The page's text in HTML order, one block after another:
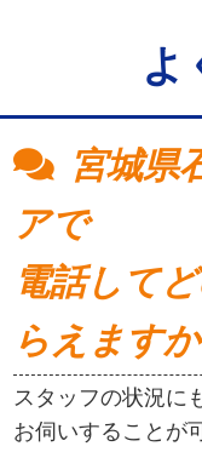
よ
宮城県
アで
電話して
らえます
スタッフの状況に
お伺いすることが